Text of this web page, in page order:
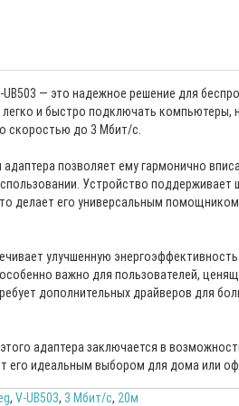
— это надежное решение для
и быстро подключать компьютеры,
скоростью до 3 Мбит/с.
позволяет ему гармонично
Устройство
делает его универсальным
улучшенную
важно для пользователей,
дополнительных драйверов для
адаптера заключается в
его идеальным выбором для дома или
, V-UB503, 3 Мбит/с, 20м